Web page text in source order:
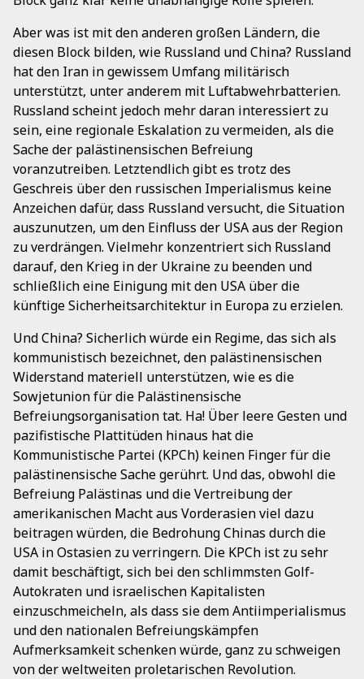
Aber was ist mit den anderen großen Ländern, die
diesen Block bilden, wie Russland und China? Russland
hat den Iran in gewissem Umfang militärisch
unterstützt, unter anderem mit Luftabwehrbatterien.
Russland scheint jedoch mehr daran interessiert zu
sein, eine regionale Eskalation zu vermeiden, als die
Sache der palästinensischen Befreiung
voranzutreiben. Letztendlich gibt es trotz des
Geschreis über den russischen Imperialismus keine
Anzeichen dafür, dass Russland versucht, die Situation
auszunutzen, um den Einfluss der USA aus der Region
zu verdrängen. Vielmehr konzentriert sich Russland
darauf, den Krieg in der Ukraine zu beenden und
schließlich eine Einigung mit den USA über die
künftige Sicherheitsarchitektur in Europa zu erzielen.
Und China? Sicherlich würde ein Regime, das sich als
kommunistisch bezeichnet, den palästinensischen
Widerstand materiell unterstützen, wie es die
Sowjetunion für die Palästinensische
Befreiungsorganisation tat. Ha! Über leere Gesten und
pazifistische Plattitüden hinaus hat die
Kommunistische Partei (KPCh) keinen Finger für die
palästinensische Sache gerührt. Und das, obwohl die
Befreiung Palästinas und die Vertreibung der
amerikanischen Macht aus Vorderasien viel dazu
beitragen würden, die Bedrohung Chinas durch die
USA in Ostasien zu verringern. Die KPCh ist zu sehr
damit beschäftigt, sich bei den schlimmsten Golf-
Autokraten und israelischen Kapitalisten
einzuschmeicheln, als dass sie dem Antiimperialismus
und den nationalen Befreiungskämpfen
Aufmerksamkeit schenken würde, ganz zu schweigen
von der weltweiten proletarischen Revolution.